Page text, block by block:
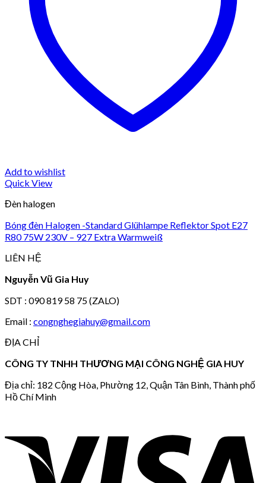
Add to wishlist
Quick View
Đèn halogen
Bóng đèn Halogen -Standard Glühlampe Reflektor Spot E27
R80 75W 230V – 927 Extra Warmweiß
LIÊN HỆ
Nguyễn Vũ Gia Huy
SDT : 090 819 58 75 (ZALO)
Email : congnghegiahuy@gmail.com
ĐỊA CHỈ
CÔNG TY TNHH THƯƠNG MẠI CÔNG NGHỆ GIA HUY
Địa chỉ: 182 Cộng Hòa, Phường 12, Quận Tân Bình, Thành phố
Hồ Chí Minh